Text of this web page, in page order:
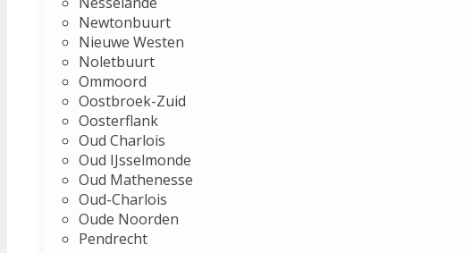
Newtonbuurt
Nieuwe Westen
Noletbuurt
Ommoord
Oostbroek-Zuid
Oosterflank
Oud Charlois
Oud IJsselmonde
Oud Mathenesse
Oud-Charlois
Oude Noorden
Pendrecht